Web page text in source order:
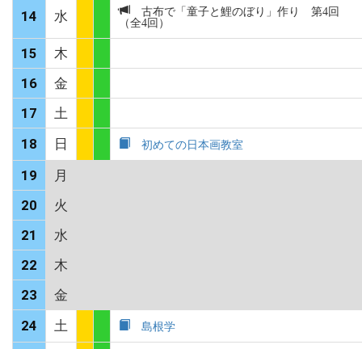
14 水
古布で「童子と鯉のぼり」作り 第4回
（全4回）
15
木
16
金
17
土
18
日 初めての日本画教室
19
月
20
火
21
水
22
木
23
金
24
土 島根学